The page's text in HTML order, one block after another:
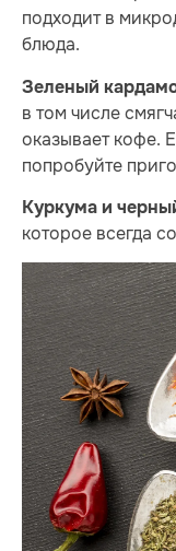
подходит в
блюда.
Зеленый
в том числе
оказывает кофе.
попробуйте
Куркума и
которое всегда